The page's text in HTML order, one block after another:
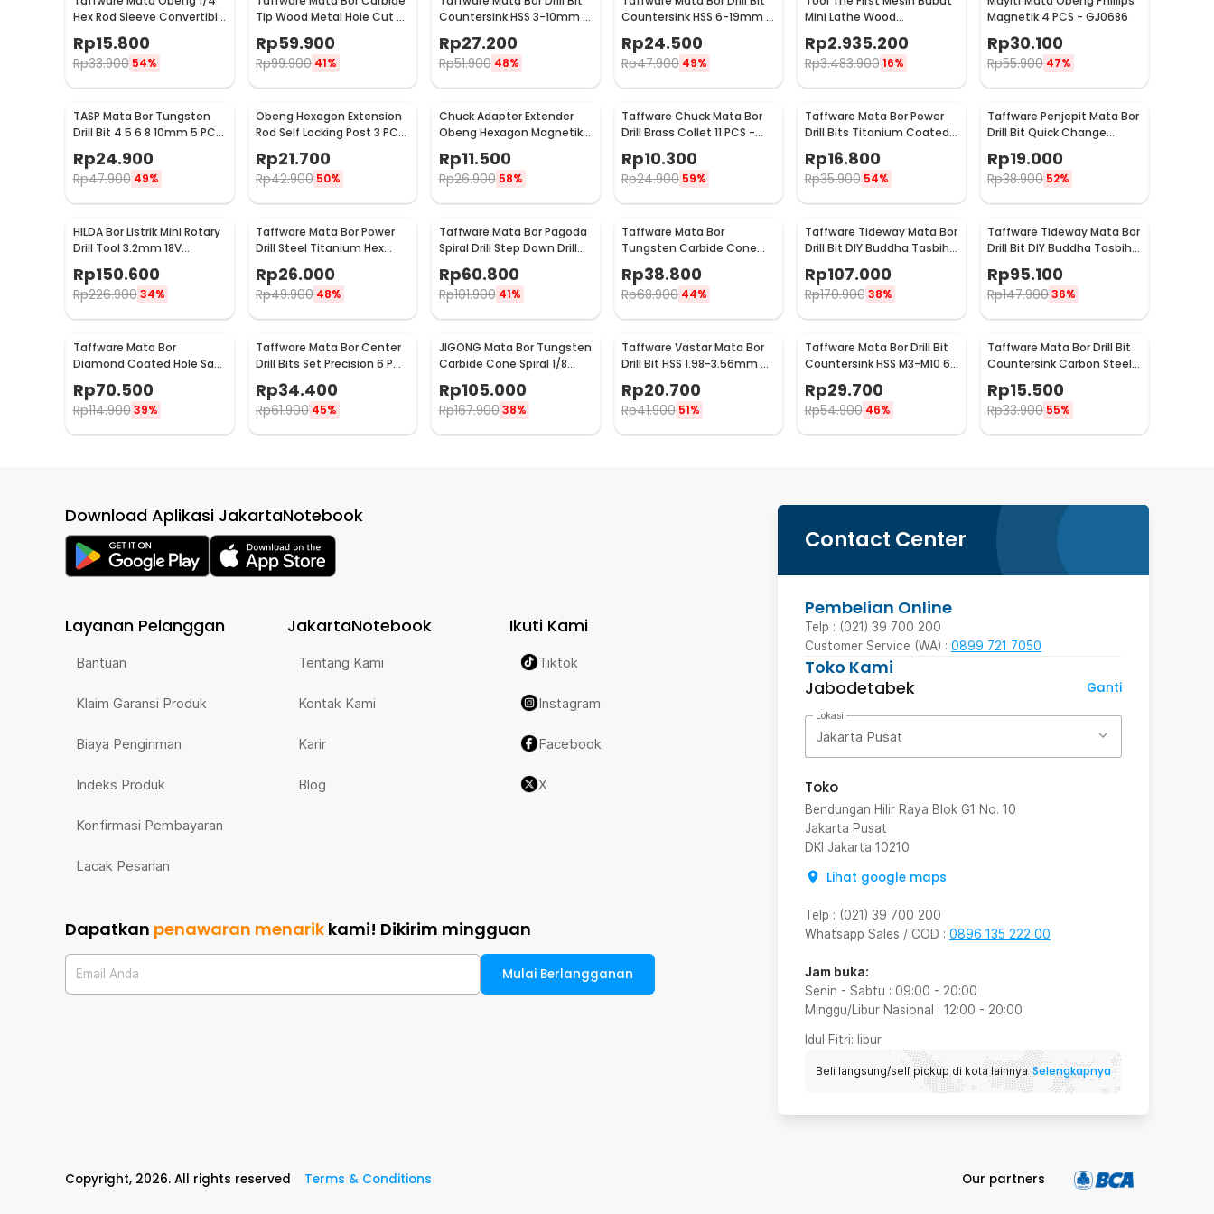
Hex Rod Sleeve Convertible
Joints 8 PCS
Rp15.800
Rp33.900 54%
Tip Wood Metal Hole Cut 5
Rp59.900
Rp99.900 41%
Countersink HSS 3-10mm 7
Rp27.200
Rp51.900 48%
Countersink HSS 6-19mm 6
Rp24.500
Rp47.900 49%
Mini Lathe Wood
Metalworking 60W -
TZ20002MG
Rp2.935.200
Rp3.483.900 16%
Magnetik 4 PCS - GJ0686
Rp30.100
Rp55.900 47%
TASP Mata Bor Tungsten
Drill Bit 4 5 6 8 10mm 5 PCS
Rp24.900
Rp47.900 49%
Obeng Hexagon Extension
Rod Self Locking Post 3 PCS
Rp21.700
Rp42.900 50%
Chuck Adapter Extender
Obeng Hexagon Magnetik
Rp11.500
Rp26.900 58%
Taffware Chuck Mata Bor
Drill Brass Collet 11 PCS -
Rp10.300
Rp24.900 59%
Taffware Mata Bor Power
Drill Bits Titanium Coated
50 PCS - DW1361
Rp16.800
Rp35.900 54%
Taffware Penjepit Mata Bor
Drill Bit Quick Change
Rp19.000
Rp38.900 52%
HILDA Bor Listrik Mini Rotary
Drill Tool 3.2mm 18V
18000RPM - JD5202
Rp150.600
Rp226.900 34%
Taffware Mata Bor Power
Drill Steel Titanium Hex
Shank 13 PCS - SV-VDB13
Rp26.000
Rp49.900 48%
Taffware Mata Bor Pagoda
Spiral Drill Step Down Drill
Bit Tipe 2 5 PCS - BIHH463A
Rp60.800
Rp101.900 41%
Taffware Mata Bor
Tungsten Carbide Cone
Spiral Bits 10 PCS - GJ0106
Rp38.800
Rp68.900 44%
Taffware Tideway Mata Bor
Drill Bit DIY Buddha Tasbih
Rp107.000
Rp170.900 38%
Taffware Tideway Mata Bor
Drill Bit DIY Buddha Tasbih
Rp95.100
Rp147.90036%
Taffware Mata Bor
Diamond Coated Hole Saw
- GJ0105
Rp70.500
Rp114.900 39%
Taffware Mata Bor Center
Drill Bits Set Precision 6 PCS
- SV-VDB25
Rp34.400
Rp61.900 45%
JIGONG Mata Bor Tungsten
Carbide Cone Spiral 1/8
Rp105.000
Rp167.900 38%
Taffware Vastar Mata Bor
Drill Bit HSS 1.98-3.56mm 5
Rp20.700
Rp41.900 51%
Taffware Mata Bor Drill Bit
Countersink HSS M3-M10 6
Rp29.700
Rp54.900 46%
Taffware Mata Bor Drill Bit
Countersink Carbon Steel
Rp15.500
Rp33.900 55%
Contact Center
Pembelian Online
Telp : (021) 39 700 200
Customer Service (WA) : 0899 721 7050
Toko Kami
Jabodetabek
Ganti
Lokasi
Jakarta Pusat
Toko
Bendungan Hilir Raya Blok G1 No. 10
Jakarta Pusat
DKI Jakarta 10210
Lihat google maps
Telp : (021) 39 700 200
Whatsapp Sales / COD : 0896 135 222 00
Jam buka:
Senin - Sabtu : 09:00 - 20:00
Minggu/Libur Nasional : 12:00 - 20:00
Idul Fitri: libur
Beli langsung/self pickup di kota lainnya Selengkapnya
Download Aplikasi JakartaNotebook
Layanan Pelanggan
Bantuan
Klaim Garansi Produk
Biaya Pengiriman
Indeks Produk
Konfirmasi Pembayaran
Lacak Pesanan
JakartaNotebook
Tentang Kami
Kontak Kami
Karir
Blog
Ikuti Kami
Tiktok
Instagram
Facebook
X
Dapatkan penawaran menarik kami! Dikirim mingguan
Email Anda Mulai Berlangganan
Copyright, 2026. All rights reserved Terms & Conditions Our partners